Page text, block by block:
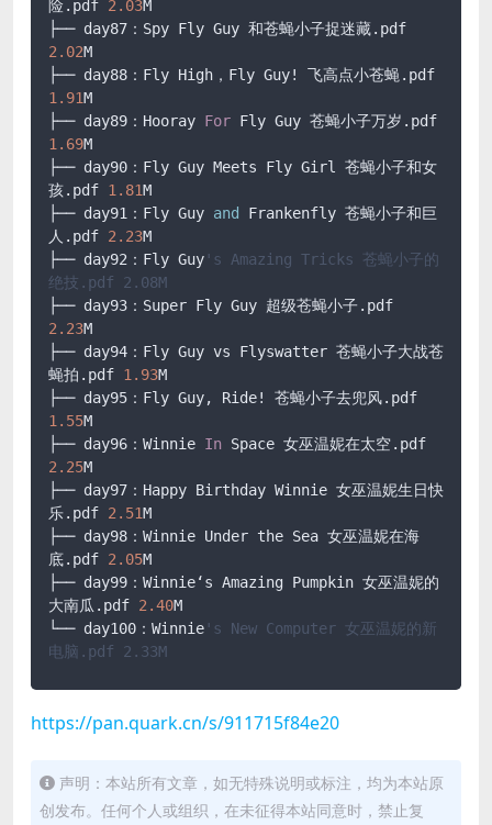
险.pdf 2.03M
2.02M
1.91M
├── day89：Hooray For
1.69M
├── day90：Fly Guy Meets Fly Girl 苍蝇小子和女
孩.pdf 1.81M
├── day91：Fly Guy and
Frankenfly 苍蝇小子和巨
人.pdf 2.23M
├── day92：Fly Guy 's Amazing Tricks 苍蝇小子的
绝技.pdf 2.08M
2.23M
├── day94：Fly Guy vs Flyswatter 苍蝇小子大战苍
蝇拍.pdf 1.93M
1.55M
├── day96：Winnie In
2.25M
├── day97：Happy Birthday Winnie 女巫温妮生日快
乐.pdf 2.51M
├── day98：Winnie Under the Sea 女巫温妮在海
底.pdf 2.05M
├── day99：Winnie‘s Amazing Pumpkin 女巫温妮的
大南瓜.pdf 2.40M
└── day100：Winnie 's New Computer 女巫温妮的新
电脑.pdf 2.33M
https://pan.quark.cn/s/911715f84e20
声明：本站所有文章，如无特殊说明或标注，均为本站原
创发布。任何个人或组织，在未征得本站同意时，禁止复